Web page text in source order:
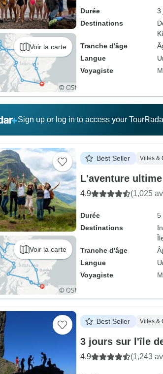
Voir la carte
Durée
3
Destinations
Tranche d'âge
Langue
Voyagiste
Sign up or log in to access your
Voir la carte
Best Seller Villes &
L'aventure
4.9 (1,025
Durée
5
Destinations
Tranche d'âge
Langue
Voyagiste
Best Seller Villes &
3 jours sur l'île
4.9 (1,243